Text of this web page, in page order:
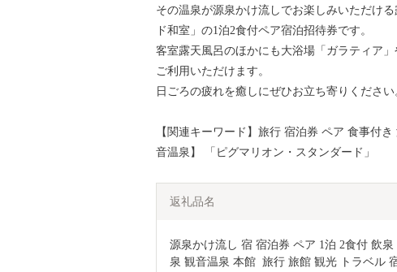
その温泉が源泉かけ流しでお楽しみいただけ
ド和室」の1泊2食付ペア宿泊招待券です。
客室露天風呂のほかにも大浴場「ガラティア
ご利用いただけます。
日ごろの疲れを癒しにぜひお立ち寄りください
【関連キーワード】旅行 宿泊券 ペア 食事付
音温泉】 「ピグマリオン・スタンダード」
返礼品名
源泉かけ流し 宿 宿泊券 ペア 1泊 2食付 飲
泉 観音温泉 本館  旅行 旅館 観光 トラベル